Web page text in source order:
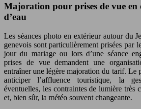
Majoration pour prises de vue en
d’eau
Les séances photo en extérieur autour du
genevois sont particulièrement prisées par
jour du mariage ou lors d’une séance
prises de vue demandent une
entraîner une légère majoration du tarif. Le
anticiper l’affluence touristique, la
éventuelles, les contraintes de lumière très
et, bien sûr, la météo souvent changeante.